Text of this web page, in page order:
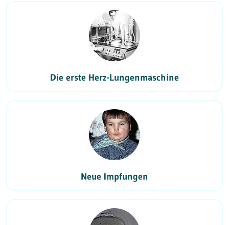
Die erste Herz-Lungenmaschine
Neue Impfungen